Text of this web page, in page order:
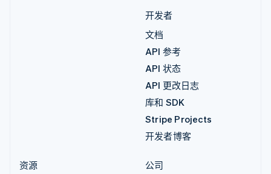
开发者
文档
API 参考
API 状态
API 更改日志
库和 SDK
Stripe Projects
开发者博客
资源
公司